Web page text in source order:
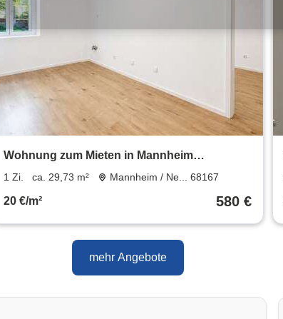
Wohnung zum Mieten in Mannheim
Neckarstadt-Ost 580 € 29.73 m²
1 Zi. ca. 29,73 m² Mannheim / Ne... 68167
20 €/m² 580 €
mehr Angebote